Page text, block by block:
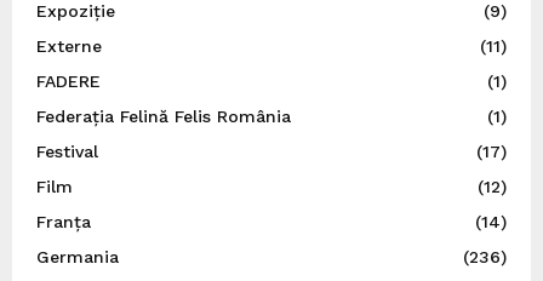
Expoziție
(9)
Externe
(11)
FADERE
(1)
Federația Felină Felis România
(1)
Festival
(17)
Film
(12)
Franța
(14)
Germania
(236)